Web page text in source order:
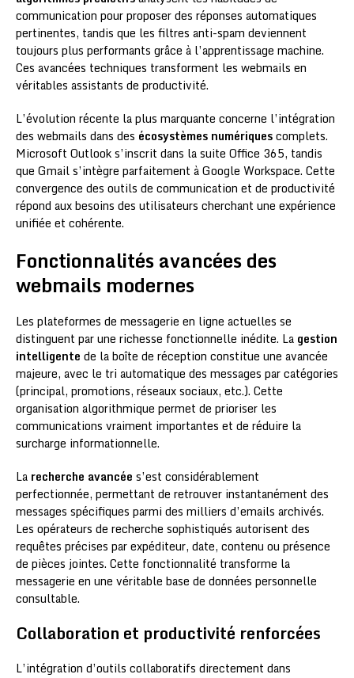
communication pour proposer des réponses automatiques
pertinentes, tandis que les filtres anti-spam deviennent
toujours plus performants grâce à l’apprentissage machine.
Ces avancées techniques transforment les webmails en
véritables assistants de productivité.
L’évolution récente la plus marquante concerne l’intégration
des webmails dans des écosystèmes numériquescomplets.
Microsoft Outlook s’inscrit dans la suite Office 365, tandis
que Gmail s’intègre parfaitement à Google Workspace. Cette
convergence des outils de communication et de productivité
répond aux besoins des utilisateurs cherchant une expérience
unifiée et cohérente.
Fonctionnalités avancées des
webmails modernes
Les plateformes de messagerie en ligne actuelles se
distinguent par une richesse fonctionnelle inédite. La gestion
intelligente de la boîte de réception constitue une avancée
majeure, avec le tri automatique des messages par catégories
(principal, promotions, réseaux sociaux, etc.). Cette
organisation algorithmique permet de prioriser les
communications vraiment importantes et de réduire la
surcharge informationnelle.
La recherche avancée s’est considérablement
perfectionnée, permettant de retrouver instantanément des
messages spécifiques parmi des milliers d’emails archivés.
Les opérateurs de recherche sophistiqués autorisent des
requêtes précises par expéditeur, date, contenu ou présence
de pièces jointes. Cette fonctionnalité transforme la
messagerie en une véritable base de données personnelle
consultable.
Collaboration et productivité renforcées
L’intégration d’outils collaboratifs directement dans